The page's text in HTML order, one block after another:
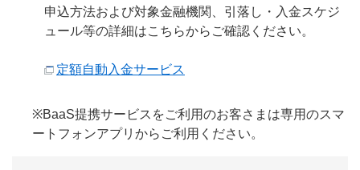
申込方法および対象金融機関、引落し・入金スケジ
ュール等の詳細はこちらからご確認ください。
定額自動入金サービス
※BaaS提携サービスをご利用のお客さまは専用のスマ
ートフォンアプリからご利用ください。